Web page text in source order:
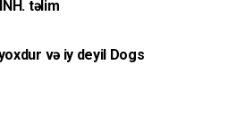
təlim
və iy deyil Dogs